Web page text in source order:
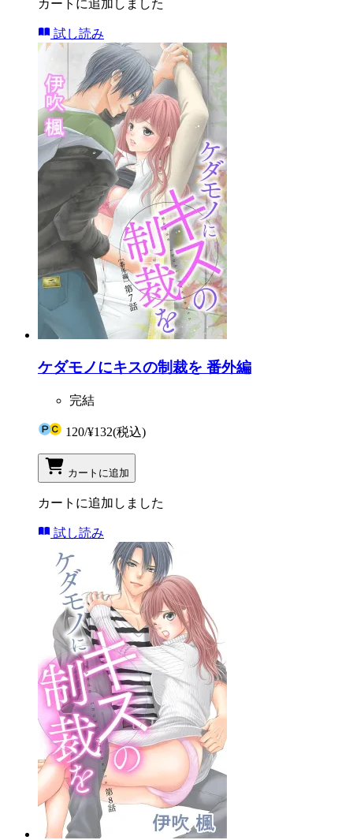
カートに追加しました
試し読み
ケダモノにキスの制裁を 番外編
完結
120/¥132(税込)
カートに追加
カートに追加しました
試し読み